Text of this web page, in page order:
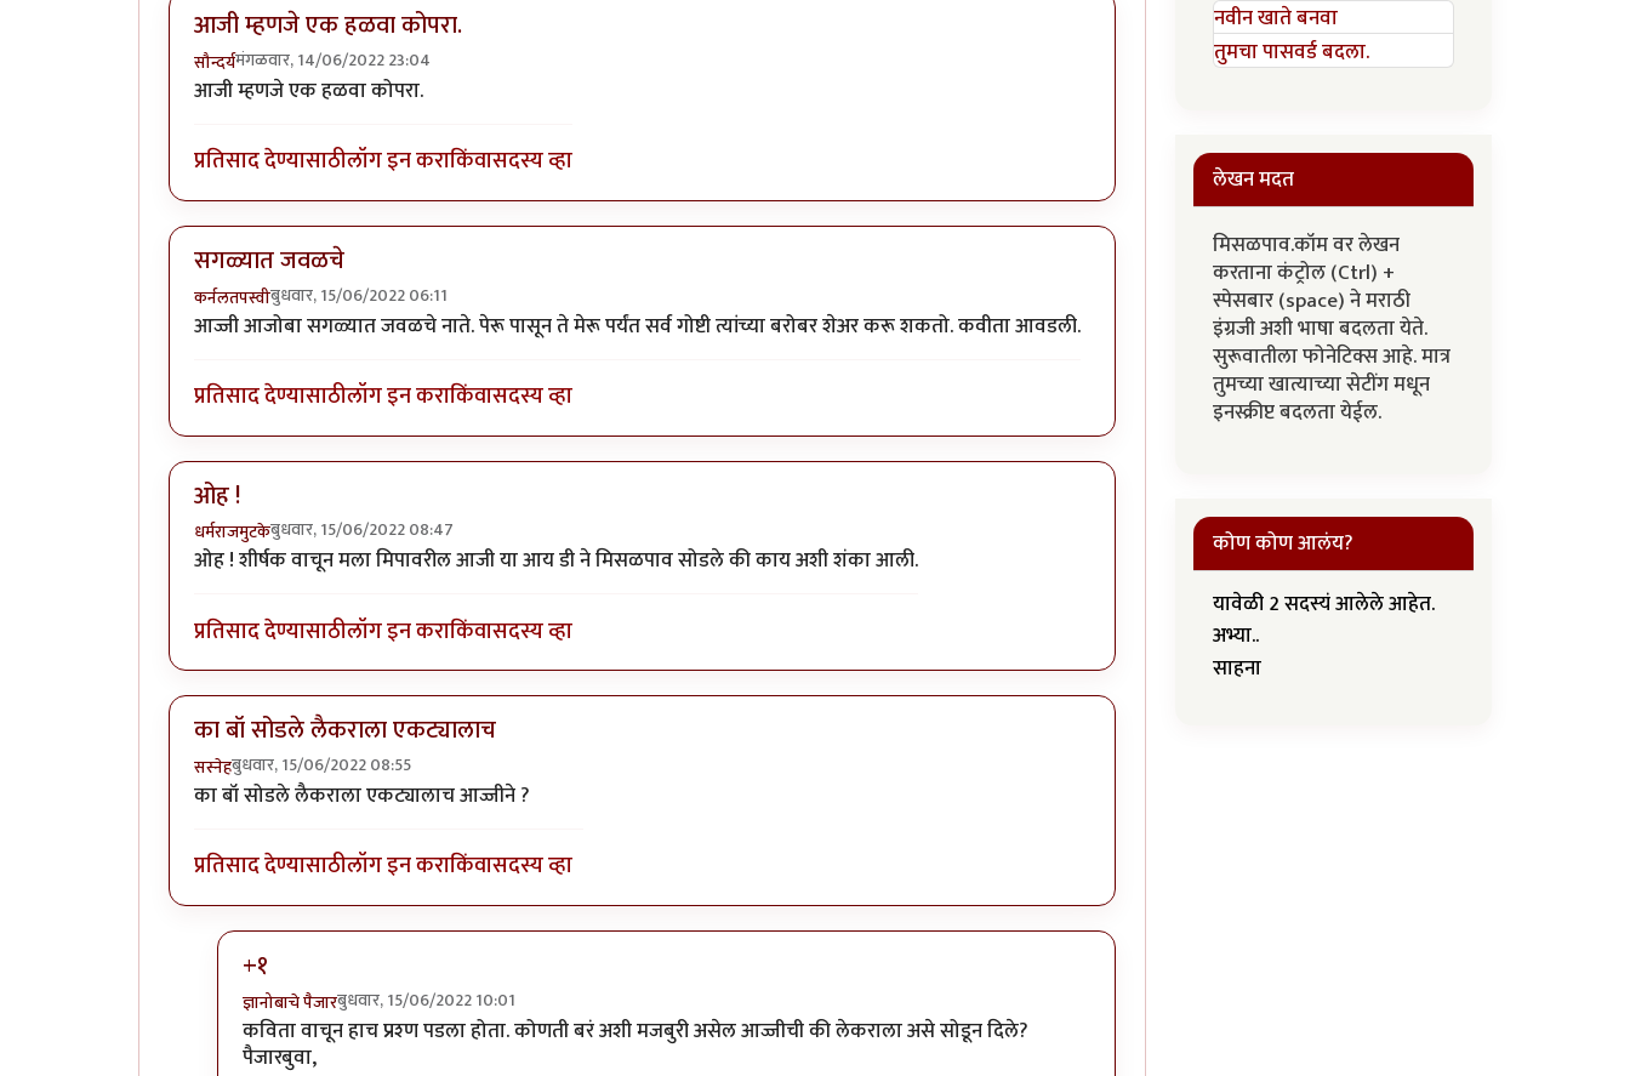
आजी म्हणजे एक हळवा कोपरा.
सौन्दर्यमंगळवार, 14/06/2022 23:04
आजी म्हणजे एक हळवा कोपरा.
प्रतिसाद देण्यासाठीलॉग इन कराकिंवासदस्य व्हा
सगळ्यात जवळचे
कर्नलतपस्वीबुधवार, 15/06/2022 06:11
आज्जी आजोबा सगळ्यात जवळचे नाते. पेरू पासून ते मेरू पर्यंत सर्व गोष्टी त्यांच्या बरोबर शेअर करू शकतो. कवीता आवडली.
प्रतिसाद देण्यासाठीलॉग इन कराकिंवासदस्य व्हा
ओह !
धर्मराजमुटकेबुधवार, 15/06/2022 08:47
ओह ! शीर्षक वाचून मला मिपावरील आजी या आय डी ने मिसळपाव सोडले की काय अशी शंका आली.
प्रतिसाद देण्यासाठीलॉग इन कराकिंवासदस्य व्हा
का बॉ सोडले लैकराला एकट्यालाच
सस्नेहबुधवार, 15/06/2022 08:55
का बॉ सोडले लैकराला एकट्यालाच आज्जीने ?
प्रतिसाद देण्यासाठीलॉग इन कराकिंवासदस्य व्हा
+१
ज्ञानोबाचे पैजारबुधवार, 15/06/2022 10:01
In reply toका बॉ सोडले लैकराला एकट्यालाचbyसस्नेह
कविता वाचून हाच प्रश्ण पडला होता. कोणती बरं अशी मजबुरी असेल आज्जीची की लेकराला असे सोडून दिले?
पैजारबुवा,
नवीन खाते बनवा
तुमचा पासवर्ड बदला.
लेखन मदत
मिसळपाव.कॉम वर लेखन
करताना कंट्रोल (Ctrl) +
स्पेसबार (space) ने मराठी
इंग्रजी अशी भाषा बदलता येते.
सुरूवातीला फोनेटिक्स आहे. मात्र
तुमच्या खात्याच्या सेटींग मधून
इनस्क्रीप्ट बदलता येईल.
कोण कोण आलंय?
यावेळी 2 सदस्यं आलेले आहेत.
अभ्या..
साहना